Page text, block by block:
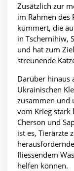
Zusätzlich zur
im Rahmen des
kümmert, die
in Tschernihiw,
und hat zum
streunende
Darüber hinaus
Ukrainischen
zusammen und
vom Krieg stark
Cherson und
ist es, Tierärzte
fliessendem
helfen können.